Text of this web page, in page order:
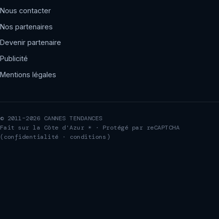
Nous contacter
Nos partenaires
Devenir partenaire
Publicité
Mentions légales
© 2011–2026 CANNES TENDANCES
Fait sur la Côte d'Azur ☀ · Protégé par reCAPTCHA
( confidentialité · conditions )